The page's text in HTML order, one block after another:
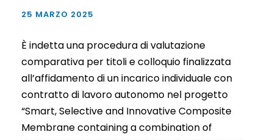
25 MARZO 2025
È indetta una procedura di valutazione
comparativa per titoli e colloquio finalizzata
all’affidamento di un incarico individuale con
contratto di lavoro autonomo nel progetto
“Smart, Selective and Innovative Composite
Membrane containing a combination of